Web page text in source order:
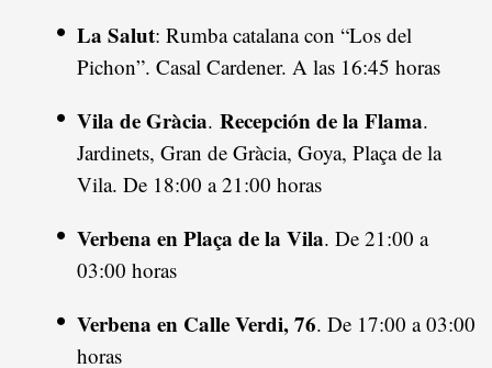
La Salut: Rumba catalana con “Los del
Pichon”. Casal Cardener. A las 16:45 horas
Vila de Gràcia. Recepción de la Flama.
Jardinets, Gran de Gràcia, Goya, Plaça de la
Vila. De 18:00 a 21:00 horas
Verbena en Plaça de la Vila. De 21:00 a
03:00 horas
Verbena en Calle Verdi, 76. De 17:00 a 03:00
horas